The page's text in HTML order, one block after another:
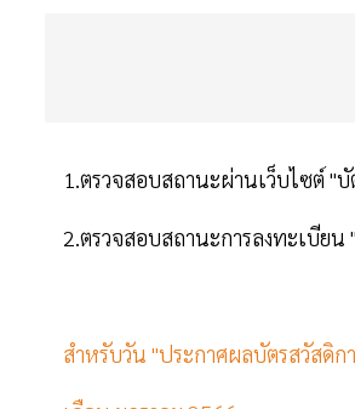
1.ตรวจสอบสถานะผ่านเว็บไซต์ "บั
2.ตรวจสอบสถานะการลงทะเบียน
สำหรับวัน "ประกาศผลบัตรสวัสดิก